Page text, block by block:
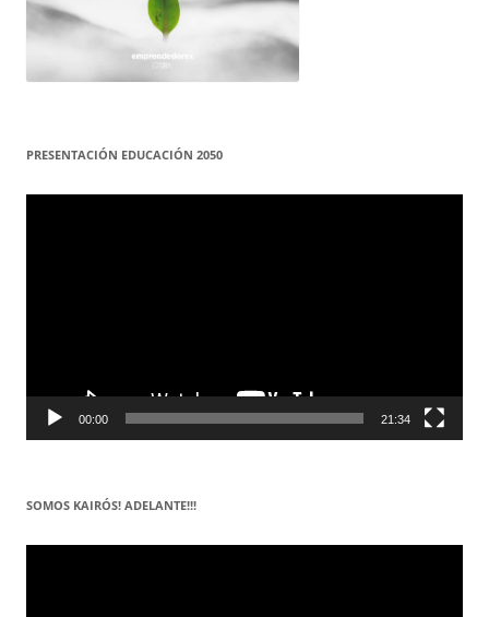
PRESENTACIÓN EDUCACIÓN 2050
Reproductor
00:00 21:34
SOMOS KAIRÓS! ADELANTE!!!
Reproductor